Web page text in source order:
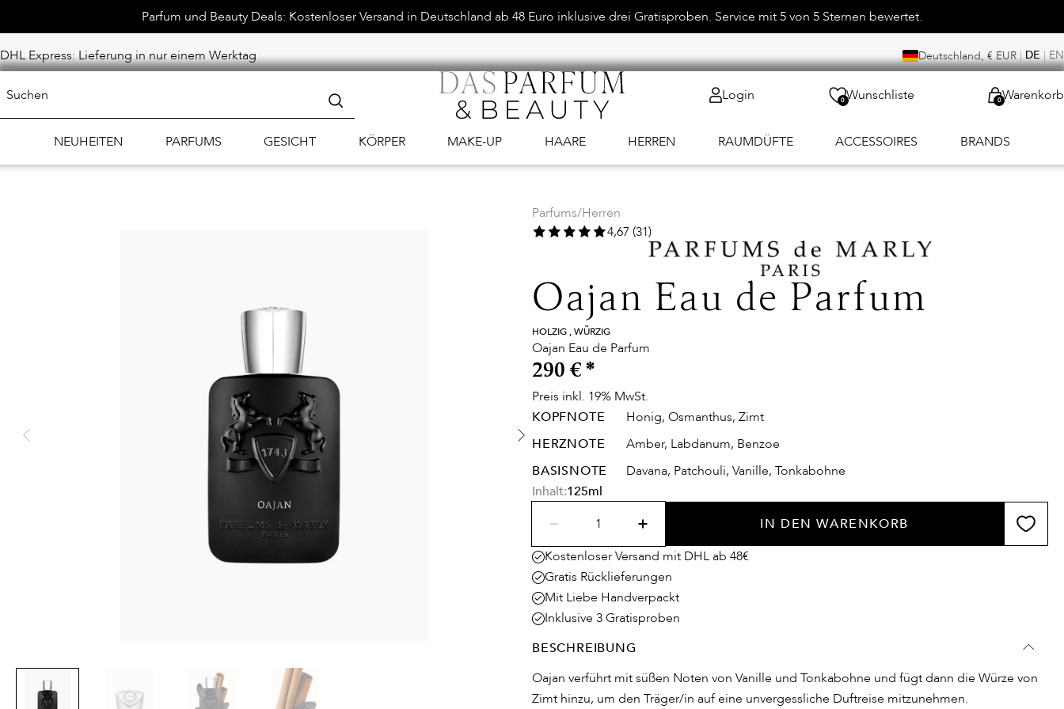
Parfum und Beauty Deals: Kostenloser Versand in Deutschland ab 48 Euro inklusive drei Gratisproben. Service mit 5 von 5 Sternen bewertet.
DHL Express: Lieferung in nur einem Werktag Deutschland, € EUR | DE | EN
Login 0Wunschliste 0Warenkorb
NEUHEITEN PARFUMS GESICHT KÖRPER MAKE-UP HAARE HERREN RAUMDÜFTE ACCESSOIRES BRANDS
Parfums/Herren
4,67 (31)
Oajan Eau de Parfum
HOLZIG , WÜRZIG
Oajan Eau de Parfum
290 € *
Preis inkl. 19% MwSt.
KOPFNOTE
Honig, Osmanthus, Zimt
HERZNOTE
Amber, Labdanum, Benzoe
BASISNOTE
Davana, Patchouli, Vanille, Tonkabohne
Inhalt:125ml
IN DEN WARENKORB
Kostenloser Versand mit DHL ab 48€
Gratis Rücklieferungen
Mit Liebe Handverpackt
Inklusive 3 Gratisproben
BESCHREIBUNG
Oajan verführt mit süßen Noten von Vanille und Tonkabohne und fügt dann die Würze von
Zimt hinzu, um den Träger/in auf eine unvergessliche Duftreise mitzunehmen.